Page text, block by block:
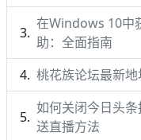
在Windows 10中
助：全面指南
桃花族论坛最新地
如何关闭今日头
送直播方法